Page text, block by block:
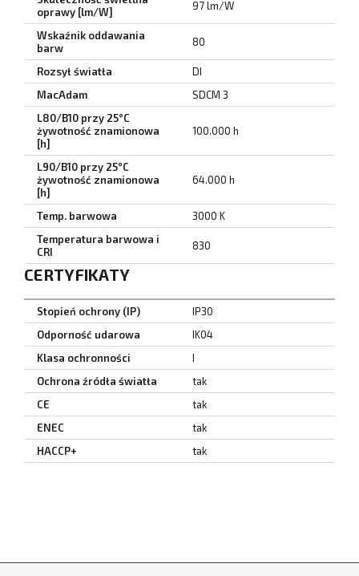
oprawy [lm/W]
97 lm/W
Wskaźnik oddawania
barw
80
Rozsył światła
DI
MacAdam
SDCM 3
L80/B10 przy 25°C
żywotność znamionowa
[h]
100.000 h
L90/B10 przy 25°C
żywotność znamionowa
[h]
64.000 h
Temp. barwowa
3000 K
Temperatura barwowa i
CRI
830
CERTYFIKATY
Stopień ochrony (IP)
IP30
Odporność udarowa
IK04
Klasa ochronności
I
Ochrona źródła światła
tak
CE
tak
ENEC
tak
HACCP+
tak